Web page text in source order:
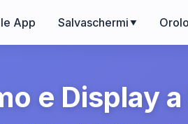
App Salvaschermi ▼
e Display